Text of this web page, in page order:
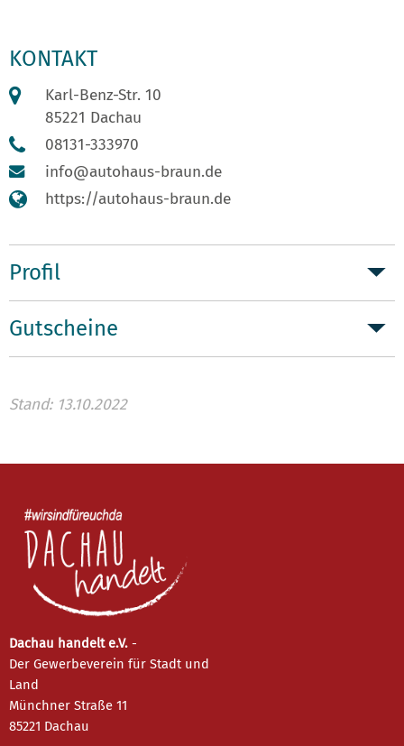
KONTAKT
Karl-Benz-Str. 10
85221 Dachau
08131-333970
info@autohaus-braun.de
https://autohaus-braun.de
Profil
Gutscheine
Stand: 13.10.2022
Dachau handelt e.V. -
Der Gewerbeverein für Stadt und
Land
Münchner Straße 11
85221 Dachau